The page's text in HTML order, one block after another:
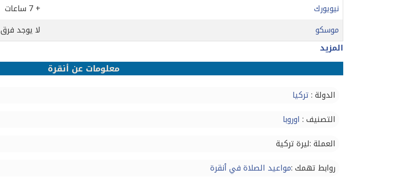
نيويورك
+ 7 ساعات
موسكو
لا يوجد فرق
المزيد
معلومات عن أنقرة
الدولة :تركيا
التصنيف : اوروبا
العملة :ليرة تركية
روابط تهمك :مواعيد الصلاة في أنقرة